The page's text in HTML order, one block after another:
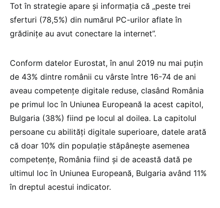
Tot în strategie apare și informația că „peste trei
sferturi (78,5%) din numărul PC-urilor aflate în
grădiniţe au avut conectare la internet”.
Conform datelor Eurostat, în anul 2019 nu mai puțin
de 43% dintre românii cu vârste între 16-74 de ani
aveau competențe digitale reduse, clasând România
pe primul loc în Uniunea Europeană la acest capitol,
Bulgaria (38%) fiind pe locul al doilea. La capitolul
persoane cu abilități digitale superioare, datele arată
că doar 10% din populație stăpânește asemenea
competențe, România fiind și de această dată pe
ultimul loc în Uniunea Europeană, Bulgaria având 11%
în dreptul acestui indicator.